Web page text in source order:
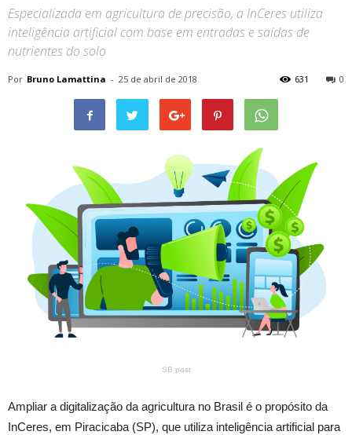
Especializada em agricultura de precisão, a InCeres utiliza
inteligência artificial com base em entradas e saídas de
nutrientes do solo
Por Bruno Lamattina - 25 de abril de 2018 0
631
SB post
Ampliar a digitalização da agricultura no Brasil é o propósito da
InCeres, em Piracicaba (SP), que utiliza inteligência artificial para